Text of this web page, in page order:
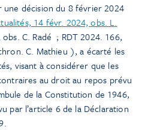
décision du 8 février 2024
14 févr. 2024, obs. L.
C. Radé ; RDT 2024. 166,
C. Mathieu ), a écarté les
visant à considérer que les
au droit au repos prévu
de la Constitution de 1946,
par l’article 6 de la Déclaration